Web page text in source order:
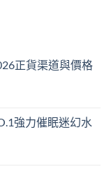
正貨渠道與價格
強力催眠迷幻水